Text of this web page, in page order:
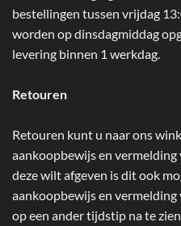
bestellingen tussen vrijdag
worden op dinsdagmiddag
levering binnen 1 werkdag.
Retouren
Retouren kunt u naar ons
aankoopbewijs en
deze wilt afgeven is dit ook
aankoopbewijs en
op een ander tijdstip na te zien.